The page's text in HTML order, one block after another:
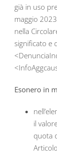
già in uso
maggio
nella
significato e
Esonero in
il
quota